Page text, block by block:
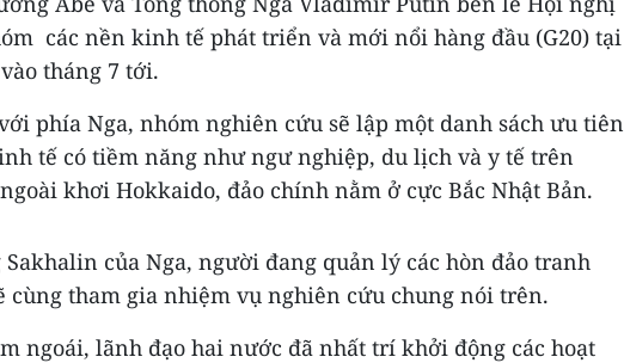
các nền kinh tế phát triển và mới nổi hàng đầu (G20) tại
tháng 7 tới.
phía Nga, nhóm nghiên cứu sẽ lập một danh sách ưu tiên
tế có tiềm năng như ngư nghiệp, du lịch và y tế trên
khơi Hokkaido, đảo chính nằm ở cực Bắc Nhật Bản.
Sakhalin của Nga, người đang quản lý các hòn đảo tranh
cùng tham gia nhiệm vụ nghiên cứu chung nói trên.
ngoái, lãnh đạo hai nước đã nhất trí khởi động các hoạt